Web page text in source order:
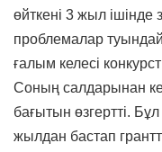
өйткені 3 жыл ішінде
проблемалар
ғалым келесі
Соның салдарынан
бағытын өзгертті.
жылдан бастап